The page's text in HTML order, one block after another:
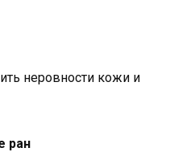
неровности кожи и
ран